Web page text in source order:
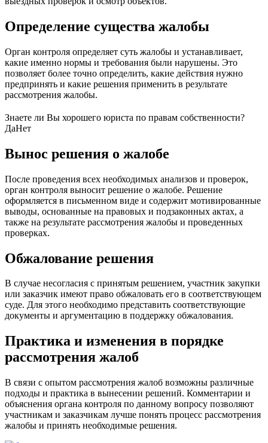
Определение существа жалобы
Орган контроля определяет суть жалобы и устанавливает,
какие именно нормы и требования были нарушены. Это
позволяет более точно определить, какие действия нужно
предпринять и какие решения применить в результате
рассмотрения жалобы.
Знаете ли Вы хорошего юриста по правам собственности?
ДаНет
Вынос решения о жалобе
После проведения всех необходимых анализов и проверок,
орган контроля выносит решение о жалобе. Решение
оформляется в письменном виде и содержит мотивированные
выводы, основанные на правовых и подзаконных актах, а
также на результате рассмотрения жалобы и проведенных
проверках.
Обжалование решения
В случае несогласия с принятым решением, участник закупки
или заказчик имеют право обжаловать его в соответствующем
суде. Для этого необходимо представить соответствующие
документы и аргументацию в поддержку обжалования.
Практика и изменения в порядке
рассмотрения жалоб
В связи с опытом рассмотрения жалоб возможны различные
подходы и практика в вынесении решений. Комментарии и
объяснения органа контроля по данному вопросу позволяют
участникам и заказчикам лучше понять процесс рассмотрения
жалобы и принять необходимые решения.